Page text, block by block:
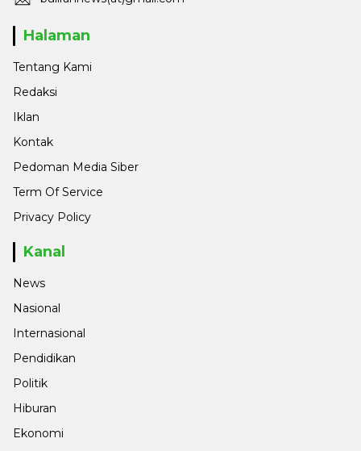
Halaman
Tentang Kami
Redaksi
Iklan
Kontak
Pedoman Media Siber
Term Of Service
Privacy Policy
Kanal
News
Nasional
Internasional
Pendidikan
Politik
Hiburan
Ekonomi